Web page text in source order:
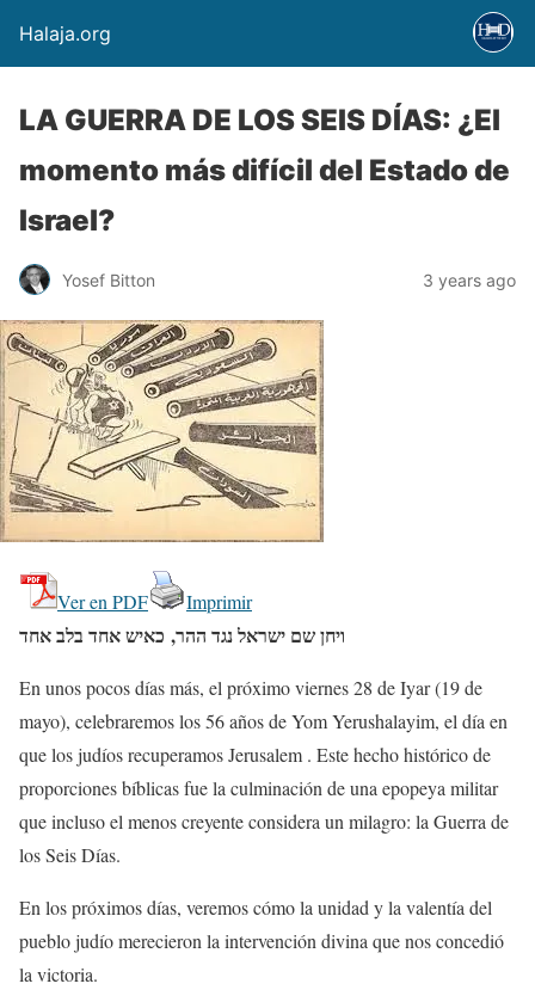
Halaja.org
LA GUERRA DE LOS SEIS DÍAS: ¿El
momento más difícil del Estado de
Israel?
Yosef Bitton 3 years ago
Ver en PDF Imprimir
ויחן שם ישראל נגד ההר, כאיש אחד בלב אחד
En unos pocos días más, el próximo viernes 28 de Iyar (19 de
mayo), celebraremos los 56 años de Yom Yerushalayim, el día en
que los judíos recuperamos Jerusalem . Este hecho histórico de
proporciones bíblicas fue la culminación de una epopeya militar
que incluso el menos creyente considera un milagro: la Guerra de
los Seis Días.
En los próximos días, veremos cómo la unidad y la valentía del
pueblo judío merecieron la intervención divina que nos concedió
la victoria.